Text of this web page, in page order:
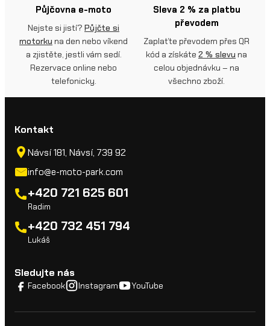
Půjčovna e-moto
Nejste si jistí? Půjčte si
motorku na den nebo víkend
a zjistěte, jestli vám sedí.
Rezervace online nebo
telefonicky.
Sleva 2 % za platbu
převodem
Zaplaťte převodem přes QR
kód a získáte 2 % slevu na
celou objednávku – na
všechno zboží.
Kontakt
Návsí 181, Návsí, 739 92
info@e-moto-park.com
+420 721 625 601
Radim
+420 732 451 794
Lukáš
Sledujte nás
Facebook Instagram YouTube